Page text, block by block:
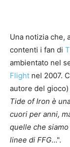
Una notizia che,
contenti i fan di
ambientato nel
Flight nel 2007.
autore del
Tide of Iron è
cuori per anni,
quelle che
linee di FFG…".